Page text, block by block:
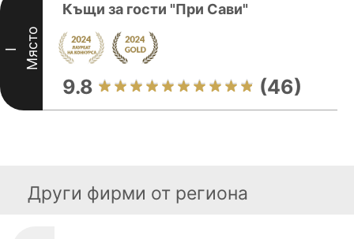
I Място
Къщи за гости "При Сави"
9.8 (46)
Други фирми от региона